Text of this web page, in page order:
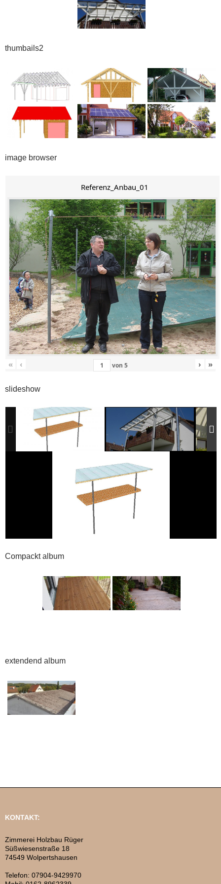
thumbails2
image browser
Referenz_Anbau_01
« ‹ von 5 › »
slideshow
Compackt album
extendend album
KONTAKT:
Zimmerei Holzbau Rüger
Süßwiesenstraße 18
74549 Wolpertshausen
Telefon: 07904-9429970